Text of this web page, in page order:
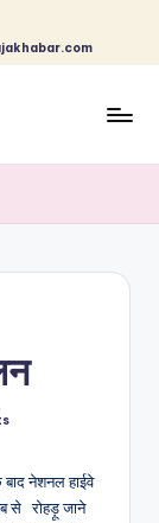
नेशनल हाईवे
से रोहड़ू जाने